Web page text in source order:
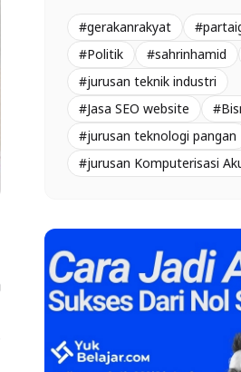
#gerakanrakyat
#Politik
#sahrinhamid
#jurusan teknik industri
#Jasa SEO website
#jurusan teknologi pangan
#jurusan Komputerisasi